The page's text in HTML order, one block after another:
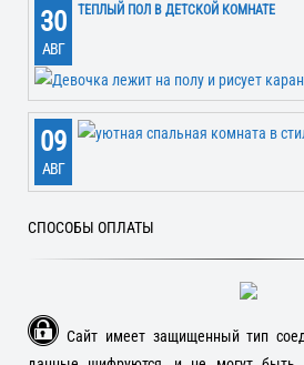
30
АВГ
ТЕПЛЫЙ ПОЛ В ДЕТСКОЙ КОМНАТЕ
09
АВГ
СПОСОБЫ ОПЛАТЫ
Сайт имеет защищенный тип